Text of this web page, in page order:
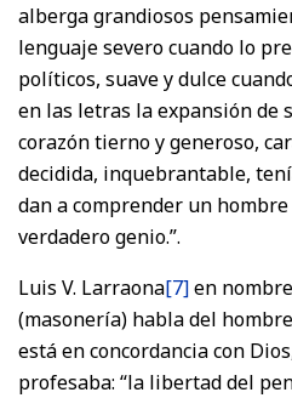
alberga grandiosos
lenguaje severo cuando lo
políticos, suave y dulce
en las letras la expansión de
corazón tierno y generoso,
decidida, inquebrantable,
dan a comprender un
verdadero genio.”.
Luis V. Larraona[7]en
(masonería) habla del
está en concordancia con
profesaba: “la libertad del